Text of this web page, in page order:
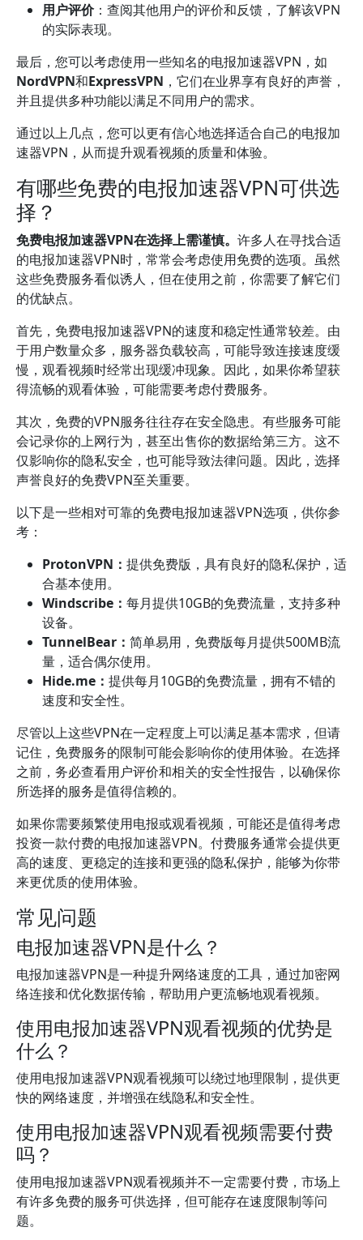
用户评价：查阅其他用户的评价和反馈，了解该VPN
的实际表现。
最后，您可以考虑使用一些知名的电报加速器VPN，如
NordVPN和ExpressVPN ，它们在业界享有良好的声誉，
并且提供多种功能以满足不同用户的需求。
通过以上几点，您可以更有信心地选择适合自己的电报加
速器VPN，从而提升观看视频的质量和体验。
有哪些免费的电报加速器VPN可供选
择？
免费电报加速器VPN在选择上需谨慎。 许多人在寻找合适
的电报加速器VPN时，常常会考虑使用免费的选项。虽然
这些免费服务看似诱人，但在使用之前，你需要了解它们
的优缺点。
首先，免费电报加速器VPN的速度和稳定性通常较差。由
于用户数量众多，服务器负载较高，可能导致连接速度缓
慢，观看视频时经常出现缓冲现象。因此，如果你希望获
得流畅的观看体验，可能需要考虑付费服务。
其次，免费的VPN服务往往存在安全隐患。有些服务可能
会记录你的上网行为，甚至出售你的数据给第三方。这不
仅影响你的隐私安全，也可能导致法律问题。因此，选择
声誉良好的免费VPN至关重要。
以下是一些相对可靠的免费电报加速器VPN选项，供你参
考：
ProtonVPN： 提供免费版，具有良好的隐私保护，适
合基本使用。
Windscribe： 每月提供10GB的免费流量，支持多种
设备。
TunnelBear： 简单易用，免费版每月提供500MB流
量，适合偶尔使用。
Hide.me： 提供每月10GB的免费流量，拥有不错的
速度和安全性。
尽管以上这些VPN在一定程度上可以满足基本需求，但请
记住，免费服务的限制可能会影响你的使用体验。在选择
之前，务必查看用户评价和相关的安全性报告，以确保你
所选择的服务是值得信赖的。
如果你需要频繁使用电报或观看视频，可能还是值得考虑
投资一款付费的电报加速器VPN。付费服务通常会提供更
高的速度、更稳定的连接和更强的隐私保护，能够为你带
来更优质的使用体验。
常见问题
电报加速器VPN是什么？
电报加速器VPN是一种提升网络速度的工具，通过加密网
络连接和优化数据传输，帮助用户更流畅地观看视频。
使用电报加速器VPN观看视频的优势是
什么？
使用电报加速器VPN观看视频可以绕过地理限制，提供更
快的网络速度，并增强在线隐私和安全性。
使用电报加速器VPN观看视频需要付费
吗？
使用电报加速器VPN观看视频并不一定需要付费，市场上
有许多免费的服务可供选择，但可能存在速度限制等问
题。